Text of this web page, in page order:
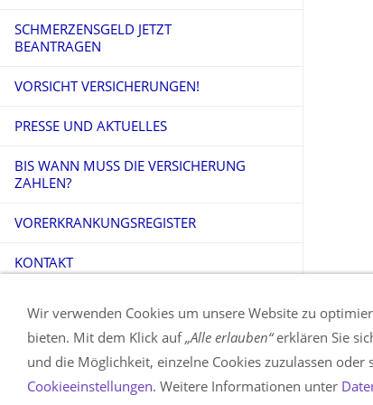
SCHMERZENSGELD JETZT
BEANTRAGEN
VORSICHT VERSICHERUNGEN!
PRESSE UND AKTUELLES
BIS WANN MUSS DIE VERSICHERUNG
ZAHLEN?
VORERKRANKUNGSREGISTER
KONTAKT
Wir verwenden Cookies um unsere Website zu
bieten. Mit dem Klick auf„Alle erlauben“erklären Sie
und die Möglichkeit, einzelne Cookies zuzulassen
Cookieeinstellungen. Weitere Informationen unter